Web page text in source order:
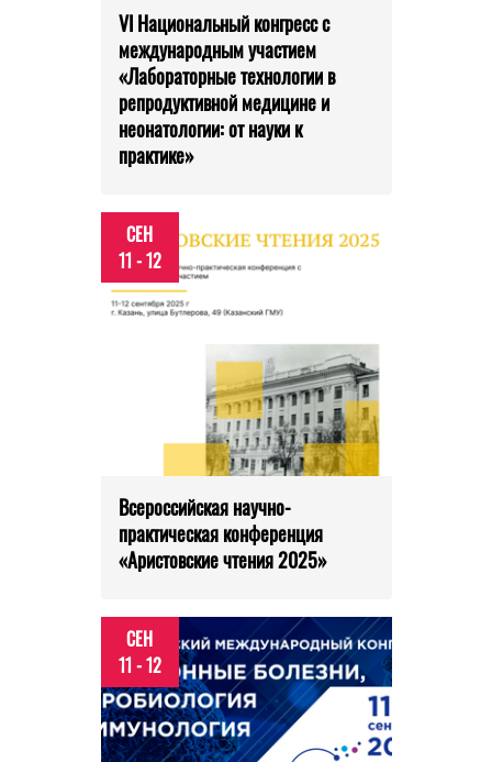
VI Национальный конгресс с
международным участием
«Лабораторные технологии в
репродуктивной медицине и
неонатологии: от науки к
практике»
СЕН
11 - 12
Всероссийская научно-
практическая конференция
«Аристовские чтения 2025»
СЕН
11 - 12